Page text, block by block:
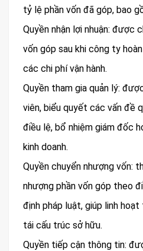
tỷ lệ phần vốn đã góp, bao
Quyền nhận lợi nhuận: được
vốn góp sau khi công ty
các chi phí vận hành.
Quyền tham gia quản lý:
viên, biểu quyết các vấn đề
điều lệ, bổ nhiệm giám đốc
kinh doanh.
Quyền chuyển nhượng vốn:
nhượng phần vốn góp theo
định pháp luật, giúp linh
tái cấu trúc sở hữu.
Quyền tiếp cận thông tin: